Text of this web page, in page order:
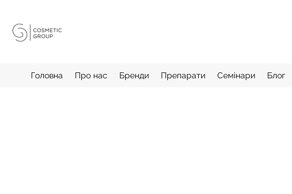
Головна Про нас Бренди Препарати Семінари Блог